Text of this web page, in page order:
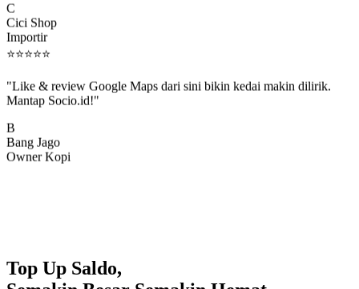
Cici Shop
Importir
⭐⭐⭐⭐⭐
Mantap Socio.id!"
Bang Jago
Owner Kopi
Top Up Saldo,